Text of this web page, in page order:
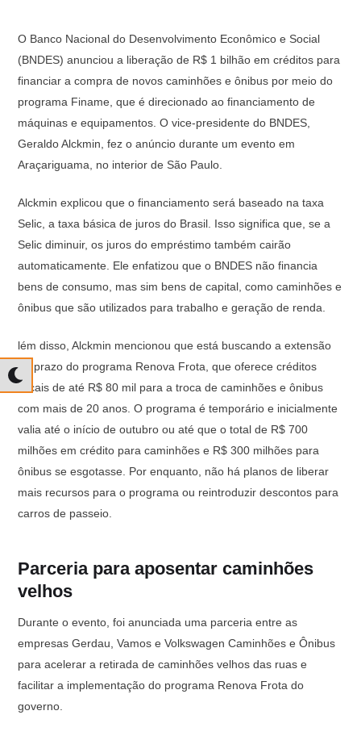
O Banco Nacional do Desenvolvimento Econômico e Social
(BNDES) anunciou a liberação de R$ 1 bilhão em créditos para
financiar a compra de novos caminhões e ônibus por meio do
programa Finame, que é direcionado ao financiamento de
máquinas e equipamentos. O vice-presidente do BNDES,
Geraldo Alckmin, fez o anúncio durante um evento em
Araçariguama, no interior de São Paulo.
Alckmin explicou que o financiamento será baseado na taxa
Selic, a taxa básica de juros do Brasil. Isso significa que, se a
Selic diminuir, os juros do empréstimo também cairão
automaticamente. Ele enfatizou que o BNDES não financia
bens de consumo, mas sim bens de capital, como caminhões e
ônibus que são utilizados para trabalho e geração de renda.
lém disso, Alckmin mencionou que está buscando a extensão
do prazo do programa Renova Frota, que oferece créditos
fiscais de até R$ 80 mil para a troca de caminhões e ônibus
com mais de 20 anos. O programa é temporário e inicialmente
valia até o início de outubro ou até que o total de R$ 700
milhões em crédito para caminhões e R$ 300 milhões para
ônibus se esgotasse. Por enquanto, não há planos de liberar
mais recursos para o programa ou reintroduzir descontos para
carros de passeio.
Parceria para aposentar caminhões
velhos
Durante o evento, foi anunciada uma parceria entre as
empresas Gerdau, Vamos e Volkswagen Caminhões e Ônibus
para acelerar a retirada de caminhões velhos das ruas e
facilitar a implementação do programa Renova Frota do
governo.